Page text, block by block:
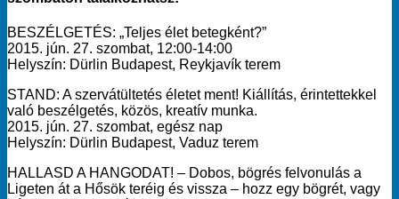
BESZÉLGETÉS: „Teljes élet betegként?”
2015. jún. 27. szombat, 12:00-14:00
Helyszín: Dürlin Budapest, Reykjavík terem
STAND: A szervátültetés életet ment! Kiállítás, érintettekkel
való beszélgetés, közös, kreatív munka.
2015. jún. 27. szombat, egész nap
Helyszín: Dürlin Budapest, Vaduz terem
HALLASD A HANGODAT! – Dobos, bögrés felvonulás a
Ligeten át a Hősök teréig és vissza – hozz egy bögrét, vagy